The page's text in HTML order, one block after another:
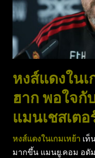
หงส์แดงในเ
ฮาก พอใจกั
แมนเชสเตอ
หงส์แดงในเกมเหย้า เท็
มากขึ้น แมนยู.คอม อดั